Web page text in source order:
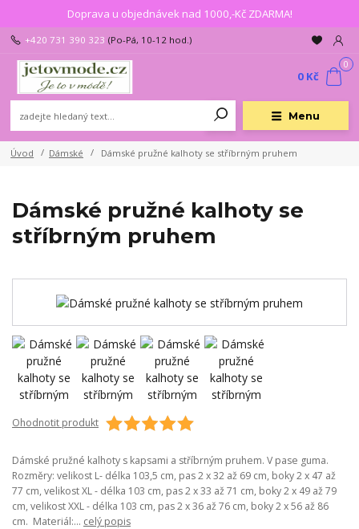
Doprava u objednávek nad 1000,-Kč ZDARMA!
Menu
+420 731 390 323 (Po-Pá, 10-12 hod.)
0
0 Kč
Úvod Dámské Dámské pružné kalhoty se stříbrným pruhem
Dámské pružné kalhoty se
stříbrným pruhem
Ohodnotit produkt
Dámské pružné kalhoty s kapsami a stříbrným pruhem. V pase guma.
Rozměry: velikost L- délka 103,5 cm, pas 2 x 32 až 69 cm, boky 2 x 47 až
77 cm, velikost XL - délka 103 cm, pas 2 x 33 až 71 cm, boky 2 x 49 až 79
cm, velikost XXL - délka 103 cm, pas 2 x 36 až 76 cm, boky 2 x 56 až 86
cm. Materiál:... celý popis